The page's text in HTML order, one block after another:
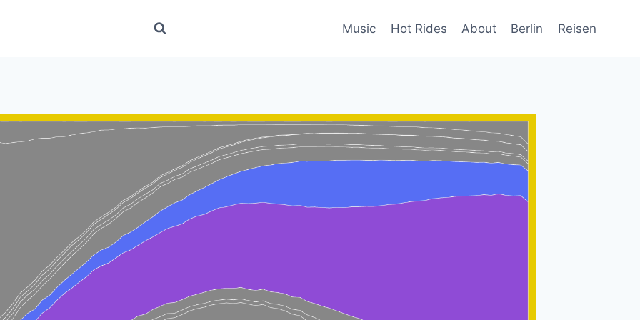
Music Hot Rides About Berlin Reisen